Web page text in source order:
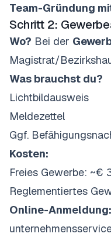
Team-Gründung
Schritt 2:
Wo? Bei der
Magistrat/
Was brauchst du?
Lichtbildausweis
Meldezettel
Ggf.
Kosten:
Freies Gewerbe: ~€
Reglementiertes
Online-Anmeldung: